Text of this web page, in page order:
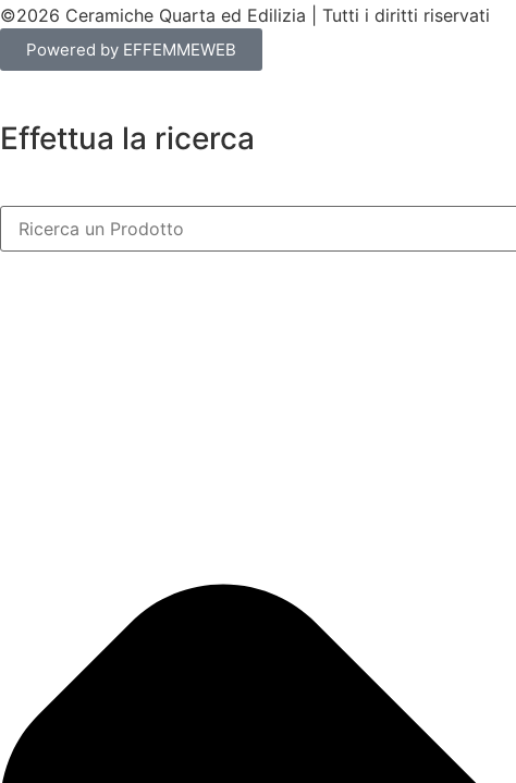
©2026 Ceramiche Quarta ed Edilizia | Tutti i diritti riservati
Powered by EFFEMMEWEB
Effettua la ricerca